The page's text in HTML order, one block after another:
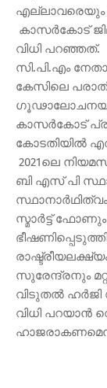
എല്ലാവരെയും
കാസര്‍കോട്
വിധി പറഞ്ഞത്.
സി.പി.എം
കേസിലെ
കാസർകോട്
കോടതിയിൽ
2021ലെ
ബി എസ് പി
സ്മാര്‍ട്ട്
സുരേന്ദ്രനും
വിടുതല്‍ ഹര്‍ജി
വിധി പറയാന്‍